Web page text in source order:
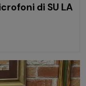
di SU LA